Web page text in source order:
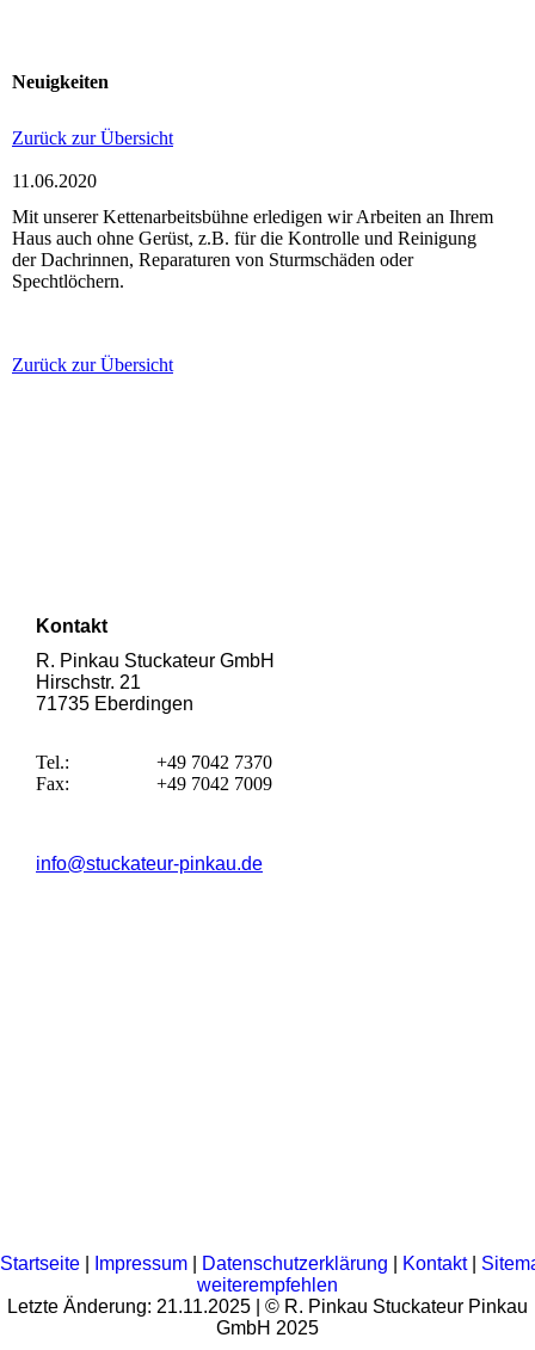
Neuigkeiten
Zurück zur Übersicht
11.06.2020
Mit unserer Kettenarbeitsbühne erledigen wir Arbeiten an Ihrem
Haus auch ohne Gerüst, z.B. für die Kontrolle und Reinigung
der Dachrinnen, Reparaturen von Sturmschäden oder
Spechtlöchern.
Zurück zur Übersicht
Kontakt
R. Pinkau Stuckateur GmbH
Hirschstr. 21
71735 Eberdingen
Tel.:
Fax:
+49 7042 7370
+49 7042 7009
info@stuckateur-pinkau.de
Startseite Impressum Datenschutzerklärung Kontakt|
weiterempfehlen
Letzte Änderung: 21.11.2025 | © R. Pinkau Stuckateur Pinkau
GmbH 2025